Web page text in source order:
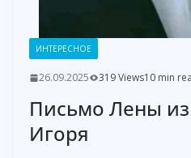
ИНТЕРЕСНОЕ
26.09.2025 319 Views10 min
Письмо Лены
Игоря